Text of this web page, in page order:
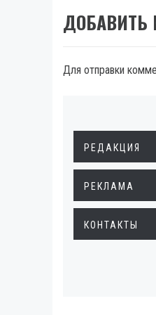
ДОБАВИТЬ
Для отправки
РЕДАКЦИЯ
РЕКЛАМА
КОНТАКТЫ